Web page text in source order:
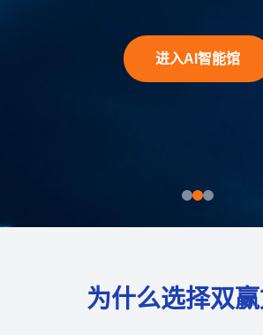
进入AI智能馆
为什么选择双